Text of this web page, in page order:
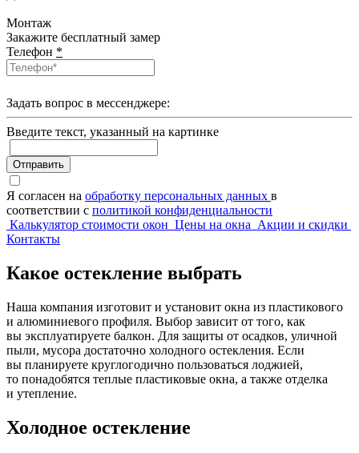
Монтаж
Закажите бесплатный замер
Телефон *
Задать вопрос в мессенджере:
Введите текcт, указанный на картинке
Отправить
Я согласен на обработку персональных данных в
соответствии с политикой конфиденциальности
Калькулятор стоимости окон Цены на окна Акции и скидки
Контакты
Какое остекление выбрать
Наша компания изготовит и установит окна из пластикового
и алюминиевого профиля. Выбор зависит от того, как
вы эксплуатируете балкон. Для защиты от осадков, уличной
пыли, мусора достаточно холодного остекления. Если
вы планируете круглогодично пользоваться лоджией,
то понадобятся теплые пластиковые окна, а также отделка
и утепление.
Холодное остекление